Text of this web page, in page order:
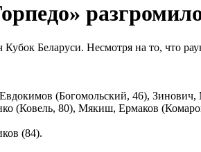
Беларуси. Несмотря на то, что
(Богомольский, 46),
(Ковель, 80), Мякиш, Ермаков
(84).